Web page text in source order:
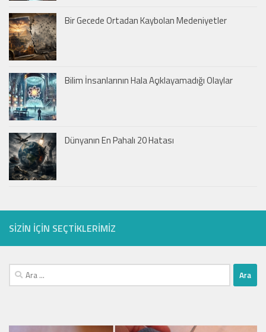
Bir Gecede Ortadan Kaybolan Medeniyetler
Bilim İnsanlarının Hala Açıklayamadığı Olaylar
Dünyanın En Pahalı 20 Hatası
SIZIN IÇIN SEÇTIKLERIMIZ
Arama: